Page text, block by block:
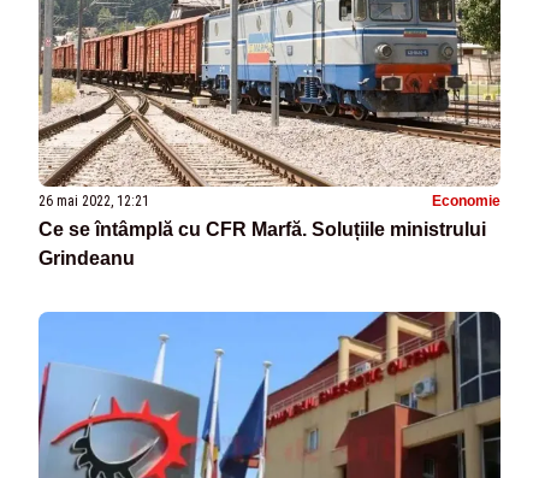
26 mai 2022, 12:21 Economie
Ce se întâmplă cu CFR Marfă. Soluțiile ministrului
Grindeanu